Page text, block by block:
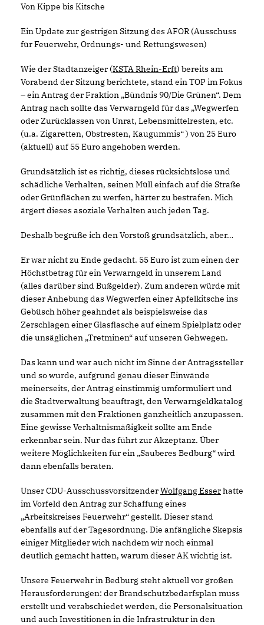
Von Kippe bis Kitsche
Ein Update zur gestrigen Sitzung des AFOR (Ausschuss
für Feuerwehr, Ordnungs- und Rettungswesen)
Wie der Stadtanzeiger (KSTA Rhein-Erft) bereits am
Vorabend der Sitzung berichtete, stand ein TOP im Fokus
– ein Antrag der Fraktion „Bündnis 90/Die Grünen“. Dem
Antrag nach sollte das Verwarngeld für das „Wegwerfen
oder Zurücklassen von Unrat, Lebensmittelresten, etc.
(u.a. Zigaretten, Obstresten, Kaugummis“ ) von 25 Euro
(aktuell) auf 55 Euro angehoben werden.
Grundsätzlich ist es richtig, dieses rücksichtslose und
schädliche Verhalten, seinen Müll einfach auf die Straße
oder Grünflächen zu werfen, härter zu bestrafen. Mich
ärgert dieses asoziale Verhalten auch jeden Tag.
Deshalb begrüße ich den Vorstoß grundsätzlich, aber
Er war nicht zu Ende gedacht. 55 Euro ist zum einen der
Höchstbetrag für ein Verwarngeld in unserem Land
(alles darüber sind Bußgelder). Zum anderen würde mit
dieser Anhebung das Wegwerfen einer Apfelkitsche ins
Gebüsch höher geahndet als beispielsweise das
Zerschlagen einer Glasflasche auf einem Spielplatz oder
die unsäglichen „Tretminen“ auf unseren Gehwegen.
Das kann und war auch nicht im Sinne der Antragssteller
und so wurde, aufgrund genau dieser Einwände
meinerseits, der Antrag einstimmig umformuliert und
die Stadtverwaltung beauftragt, den Verwarngeldkatalog
zusammen mit den Fraktionen ganzheitlich anzupassen.
Eine gewisse Verhältnismäßigkeit sollte am Ende
erkennbar sein. Nur das führt zur Akzeptanz. Über
weitere Möglichkeiten für ein „Sauberes Bedburg“ wird
dann ebenfalls beraten.
Unser CDU-AusschussvorsitzenderWolfgang Esserhatte
im Vorfeld den Antrag zur Schaffung eines
Arbeitskreises Feuerwehr“ gestellt. Dieser stand
ebenfalls auf der Tagesordnung. Die anfängliche Skepsis
einiger Mitglieder wich nachdem wir noch einmal
deutlich gemacht hatten, warum dieser AK wichtig ist.
Unsere Feuerwehr in Bedburg steht aktuell vor großen
Herausforderungen: der Brandschutzbedarfsplan muss
erstellt und verabschiedet werden, die Personalsituation
und auch Investitionen in die Infrastruktur in den